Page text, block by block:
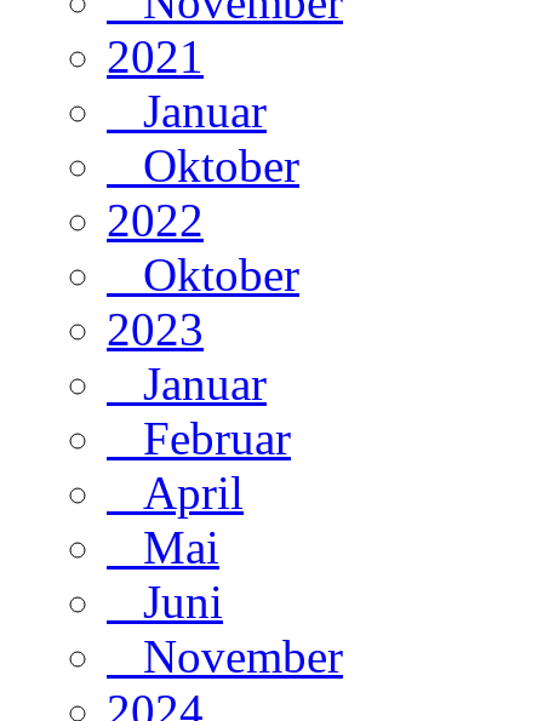
2021
Januar
Oktober
2022
Oktober
2023
Januar
Februar
April
Mai
Juni
November
2024